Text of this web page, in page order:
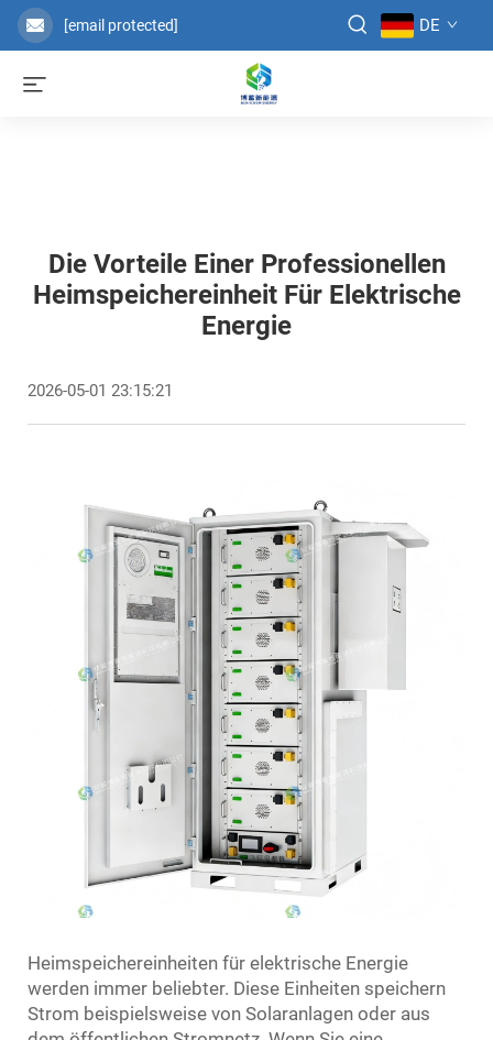
[email protected] DE
Die Vorteile Einer Professionellen
Heimspeichereinheit Für Elektrische
Energie
2026-05-01 23:15:21
Heimspeichereinheiten für elektrische Energie
werden immer beliebter. Diese Einheiten speichern
Strom beispielsweise von Solaranlagen oder aus